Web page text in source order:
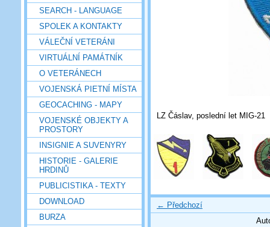
SEARCH - LANGUAGE
SPOLEK A KONTAKTY
VÁLEČNÍ VETERÁNI
VIRTUÁLNÍ PAMÁTNÍK
O VETERÁNECH
VOJENSKÁ PIETNÍ MÍSTA
GEOCACHING - MAPY
VOJENSKÉ OBJEKTY A
PROSTORY
INSIGNIE A SUVENYRY
HISTORIE - GALERIE
HRDINŮ
PUBLICISTIKA - TEXTY
DOWNLOAD
BURZA
LZ Čáslav, poslední let MIG-21
← Předchozí